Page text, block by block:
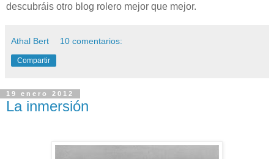
descubráis otro blog rolero mejor que mejor.
Athal Bert 10 comentarios:
Compartir
19 enero 2012
La inmersión